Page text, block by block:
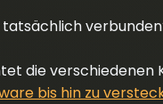
tatsächlich
die verschiedenen
bis hin zu